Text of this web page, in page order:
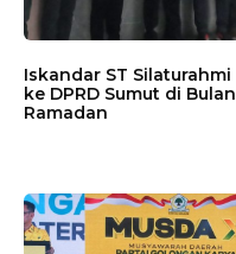
Iskandar ST Silaturahmi
ke DPRD Sumut di Bulan
Ramadan